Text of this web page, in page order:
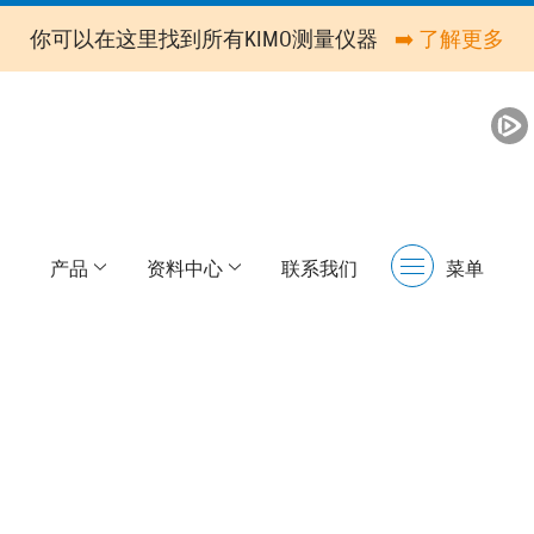
你可以在这里找到所有KIMO测量仪器 ➡️ 了解更多
产品 资料中心
联系我们
Menu
菜单